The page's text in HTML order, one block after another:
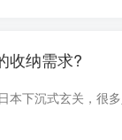
收纳需求?